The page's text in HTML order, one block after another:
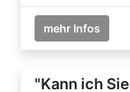
mehr Infos
"Kann ich